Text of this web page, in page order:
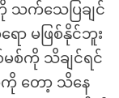
သက်သေပြချင်
ာ မဖြစ်နိုင်ဘူး
မစ်ကို သိချင်ရင်
ကို တော့ သိနေ